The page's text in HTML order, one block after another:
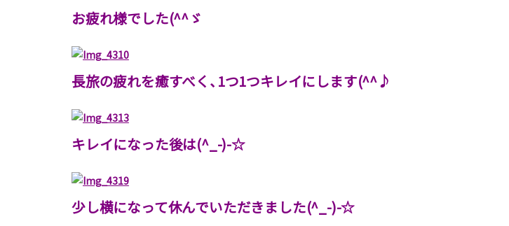
お疲れ様でした(^^ゞ
長旅の疲れを癒すべく、1つ1つキレイにします(^^♪
キレイになった後は(^_-)-☆
少し横になって休んでいただきました(^_-)-☆